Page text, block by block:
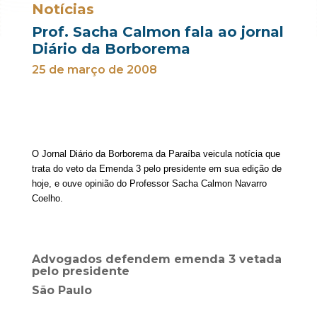
Notícias
Prof. Sacha Calmon fala ao jornal
Diário da Borborema
25 de março de 2008
O Jornal Diário da Borborema da Paraíba veicula notícia que
trata do veto da Emenda 3 pelo presidente em sua edição de
hoje, e ouve opinião do Professor Sacha Calmon Navarro
Coelho.
Advogados defendem emenda 3 vetada
pelo presidente
São Paulo